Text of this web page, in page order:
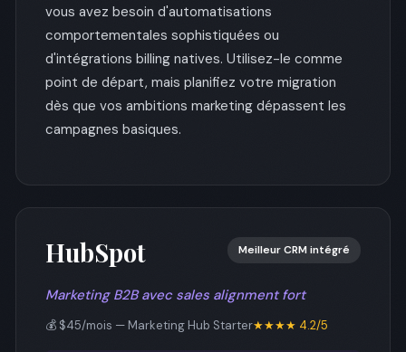
vous avez besoin d'automatisations
comportementales sophistiquées ou
d'intégrations billing natives. Utilisez-le comme
point de départ, mais planifiez votre migration
dès que vos ambitions marketing dépassent les
campagnes basiques.
HubSpot Meilleur CRM intégré
Marketing B2B avec sales alignment fort
💰 $45/mois — Marketing Hub Starter★★★★ 4.2/5